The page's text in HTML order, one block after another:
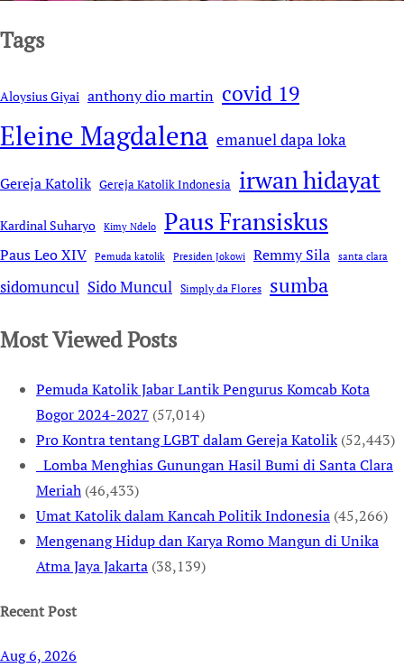
Tags
Aloysius Giyai anthony dio martin covid 19
Eleine Magdalena emanuel dapa loka
Gereja Katolik Gereja Katolik Indonesia irwan hidayat
Kardinal Suharyo Kimy Ndelo Paus Fransiskus
Paus Leo XIV Pemuda katolik Presiden Jokowi Remmy Sila santa clara
sidomuncul Sido Muncul Simply da Flores sumba
Most Viewed Posts
Pemuda Katolik Jabar Lantik Pengurus Komcab Kota
Bogor 2024-2027 (57,014)
Pro Kontra tentang LGBT dalam Gereja Katolik (52,443)
Lomba Menghias Gunungan Hasil Bumi di Santa Clara
Meriah (46,433)
Umat Katolik dalam Kancah Politik Indonesia (45,266)
Mengenang Hidup dan Karya Romo Mangun di Unika
Atma Jaya Jakarta (38,139)
Recent Post
Aug 6, 2026